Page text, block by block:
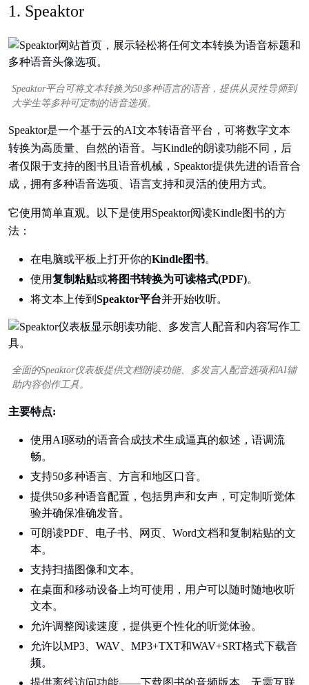
1. Speaktor
Speaktor平台可将文本转换为50多种语言的语音，提供从灵性导师到
大学生等多种可定制的语音选项。
Speaktor是一个基于云的AI文本转语音平台，可将数字文本
转换为高质量、自然的语音。与Kindle的朗读功能不同，后
者仅限于支持的图书且语音机械，Speaktor提供先进的语音合
成，拥有多种语音选项、语言支持和灵活的使用方式。
它使用简单直观。以下是使用Speaktor阅读Kindle图书的方
法：
在电脑或平板上打开你的Kindle图书。
使用复制粘贴或将图书转换为可读格式(PDF)。
将文本上传到 Speaktor平台并开始收听。
全面的Speaktor仪表板提供文档朗读功能、多发言人配音选项和AI辅
助内容创作工具。
主要特点:
使用AI驱动的语音合成技术生成逼真的叙述，语调流
畅。
支持50多种语言、方言和地区口音。
提供50多种语音配置，包括男声和女声，可定制听觉体
验并确保准确发音。
可朗读PDF、电子书、网页、Word文档和复制粘贴的文
本。
支持扫描图像和文本。
在桌面和移动设备上均可使用，用户可以随时随地收听
文本。
允许调整阅读速度，提供更个性化的听觉体验。
允许以MP3、WAV、MP3+TXT和WAV+SRT格式下载音
频。
提供离线访问功能——下载图书的音频版本，无需互联